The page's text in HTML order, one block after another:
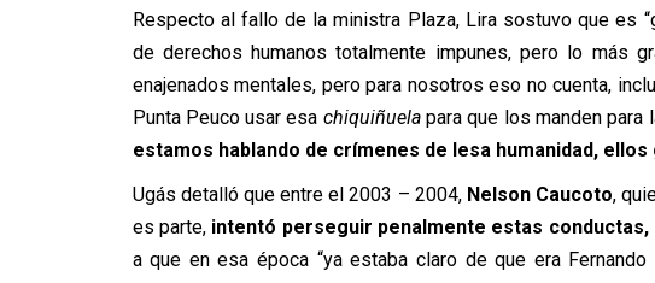
Respecto al fallo de la ministra Plaza, Lira sostuvo que es
de derechos humanos totalmente impunes, pero lo más
enajenados mentales, pero para nosotros eso no cuenta,
Punta Peuco usar esa chiquiñuelapara que los manden para
estamos hablando de crímenes de lesa humanidad,
Ugás detalló que entre el 2003 – 2004, Nelson Caucoto,
es parte,intentó perseguir penalmente estas
a que en esa época “ya estaba claro de que era Fernando